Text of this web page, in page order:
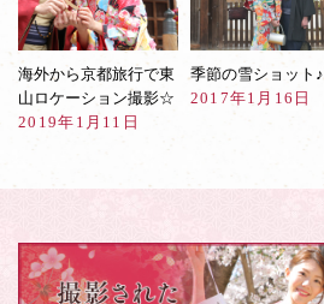
海外から京都旅行で東
山ロケーション撮影☆
2019年1月11日
季節の雪ショット♪
2017年1月16日